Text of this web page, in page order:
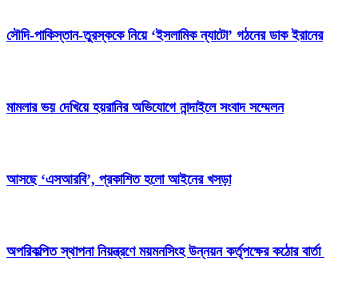
সৌদি-পাকিস্তান-তুরস্ককে নিয়ে ‘ইসলামিক ন্যাটো’ গঠনের ডাক ইরানের
মামলার ভয় দেখিয়ে হয়রানির অভিযোগে নান্দাইলে সংবাদ সম্মেলন
আসছে ‘এসআরবি’, প্রকাশিত হলো আইনের খসড়া
অপরিকল্পিত স্থাপনা নিয়ন্ত্রণে ময়মনসিংহ উন্নয়ন কর্তৃপক্ষের কঠোর বার্তা